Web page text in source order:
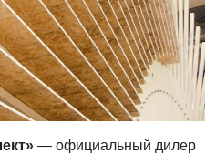
— официальный дилер